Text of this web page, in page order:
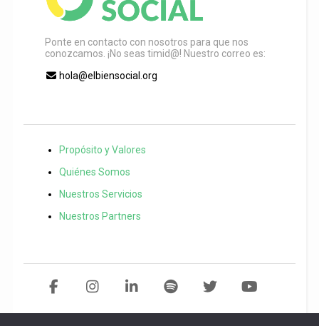
Ponte en contacto con nosotros para que nos
conozcamos. ¡No seas timid@! Nuestro correo es:
hola@elbiensocial.org
Propósito y Valores
Quiénes Somos
Nuestros Servicios
Nuestros Partners